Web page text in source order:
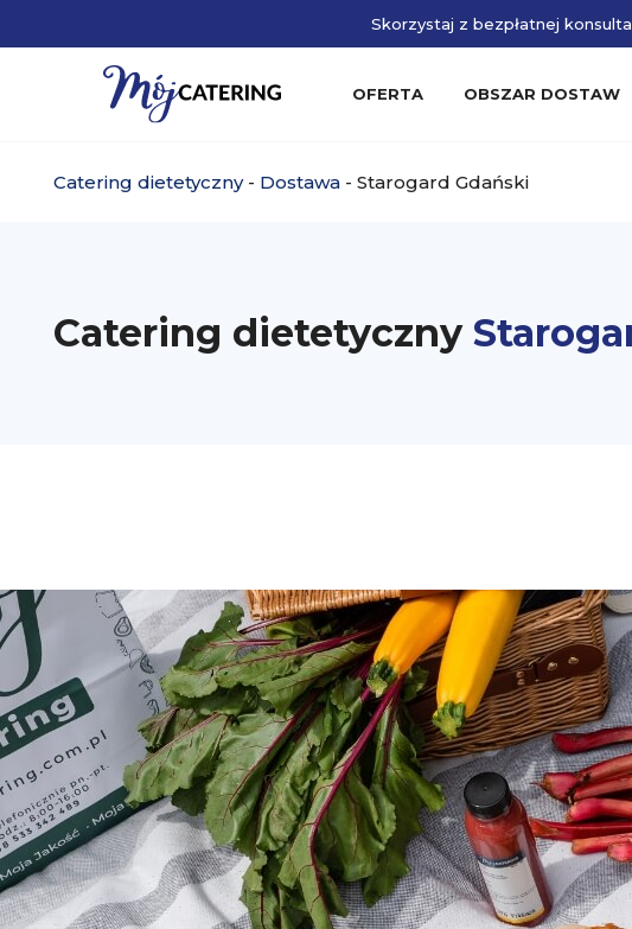
Skorzystaj z bezpłatnej
OFERTA OBSZAR DOSTAW
Catering dietetyczny- Dostawa - Starogard Gdański
Catering dietetyczny